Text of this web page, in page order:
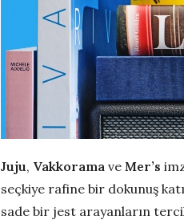
Juju, Vakkorama ve Mer’s
seçkiye rafine bir dokunuş
sade bir jest arayanların